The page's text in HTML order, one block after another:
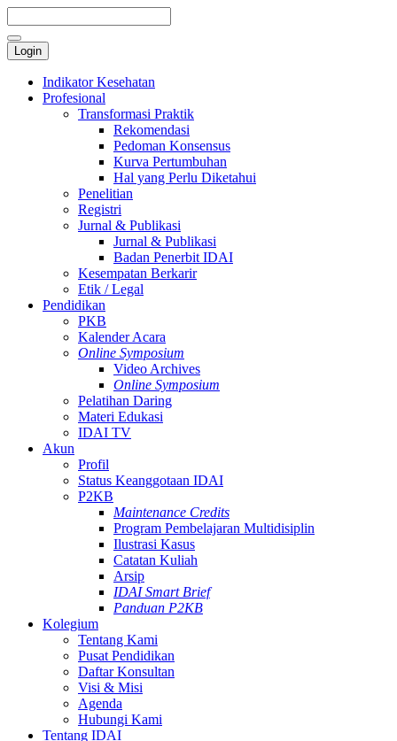
Login
Indikator Kesehatan
Profesional
Transformasi Praktik
Rekomendasi
Pedoman Konsensus
Kurva Pertumbuhan
Hal yang Perlu Diketahui
Penelitian
Registri
Jurnal & Publikasi
Jurnal & Publikasi
Badan Penerbit IDAI
Kesempatan Berkarir
Etik / Legal
Pendidikan
PKB
Kalender Acara
Online Symposium
Video Archives
Online Symposium
Pelatihan Daring
Materi Edukasi
IDAI TV
Akun
Profil
Status Keanggotaan IDAI
P2KB
Maintenance Credits
Program Pembelajaran Multidisiplin
Ilustrasi Kasus
Catatan Kuliah
Arsip
IDAI Smart Brief
Panduan P2KB
Kolegium
Tentang Kami
Pusat Pendidikan
Daftar Konsultan
Visi & Misi
Agenda
Hubungi Kami
Tentang IDAI